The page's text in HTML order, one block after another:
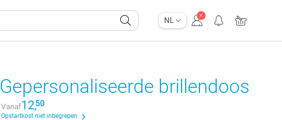
NL
Gepersonaliseerde brillendoos
Vanaf12,50
Opstartkost niet inbegrepen